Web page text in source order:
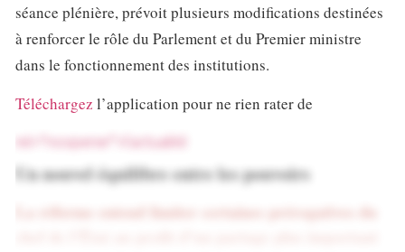
séance plénière, prévoit plusieurs modifications destinées
à renforcer le rôle du Parlement et du Premier ministre
dans le fonctionnement des institutions.
Téléchargez l’application pour ne rien rater de
rel="noopener">l’actualité
Un nouvel équilibre entre les pouvoirs
La réforme entend limiter certaines prérogatives du